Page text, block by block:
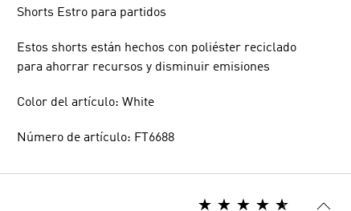
Shorts Estro para partidos
Estos shorts están hechos con poliéster reciclado
para ahorrar recursos y disminuir emisiones
Color del artículo: White
Número de artículo: FT6688